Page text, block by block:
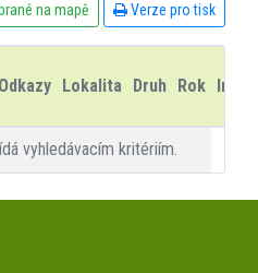
na mapě Verze pro tisk
Odkazy Lokalita Druh Rok Info
vyhledávacím kritériím.